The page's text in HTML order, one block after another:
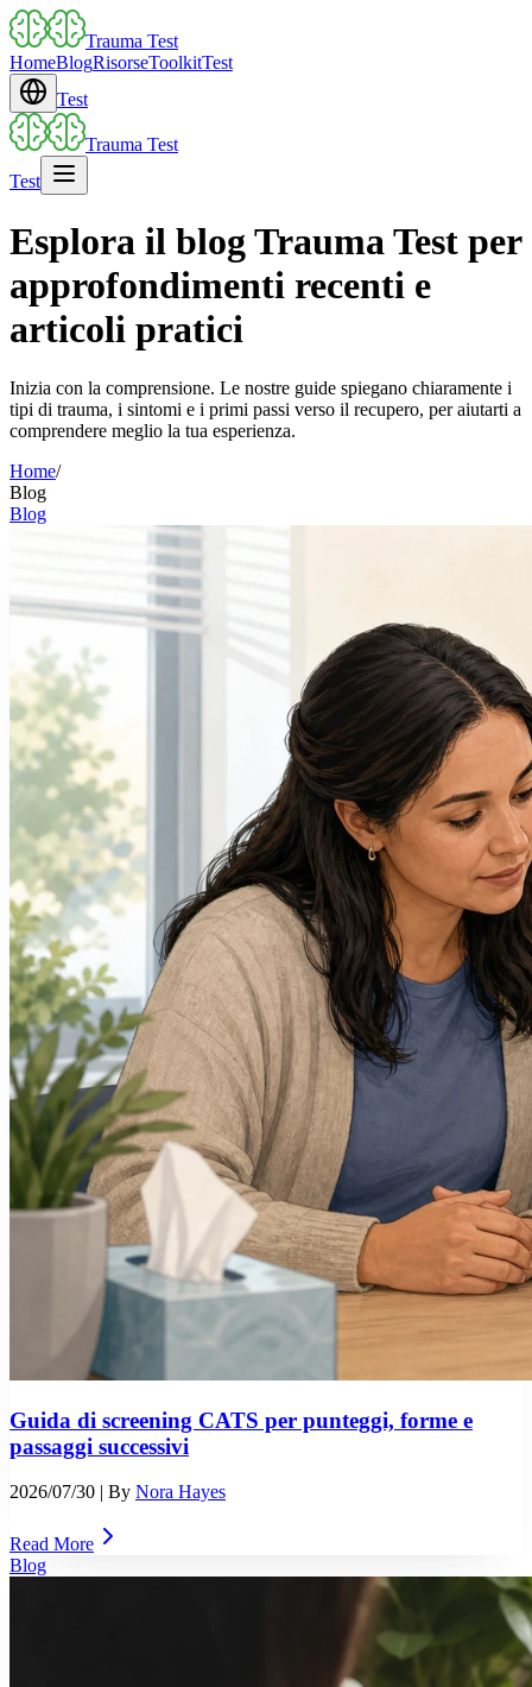
Trauma Test
HomeBlogRisorseToolkitTest
Test
Trauma Test
Test
Esplora il blog Trauma Test per
approfondimenti recenti e
articoli pratici
Inizia con la comprensione. Le nostre guide spiegano chiaramente i
tipi di trauma, i sintomi e i primi passi verso il recupero, per aiutarti a
comprendere meglio la tua esperienza.
Home/
Blog
Blog
Guida di screening CATS per punteggi, forme e
passaggi successivi
2026/07/30 | By Nora Hayes
Read More
Blog